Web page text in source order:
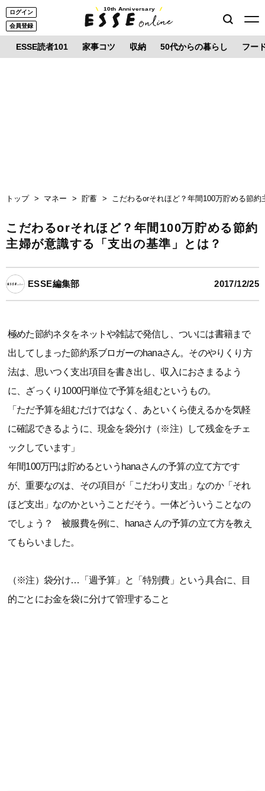
ログイン
会員登録
10th Anniversary
ESSE読者101 家事コツ 収納 50代からの暮らし フー
トップ マネー 貯蓄 こだわるorそれほど？年間100万貯める節
こだわるorそれほど？年間100万貯める節約
主婦が意識する「支出の基準」とは？
ESSE編集部 2017/12/25
極めた節約ネタをネットや雑誌で発信し、ついには書籍まで
出してしまった節約系ブロガーのhanaさん。そのやりくり方
法は、思いつく支出項目を書き出し、収入におさまるよう
に、ざっくり1000円単位で予算を組むというもの。
「ただ予算を組むだけではなく、あといくら使えるかを気軽
に確認できるように、現金を袋分け（※注）して残金をチェ
ックしています」
年間100万円は貯めるというhanaさんの予算の立て方です
が、重要なのは、その項目が「こだわり支出」なのか「それ
ほど支出」なのかということだそう。一体どういうことなの
でしょう？ 被服費を例に、hanaさんの予算の立て方を教え
てもらいました。
（※注）袋分け…「週予算」と「特別費」という具合に、目
的ごとにお金を袋に分けて管理すること